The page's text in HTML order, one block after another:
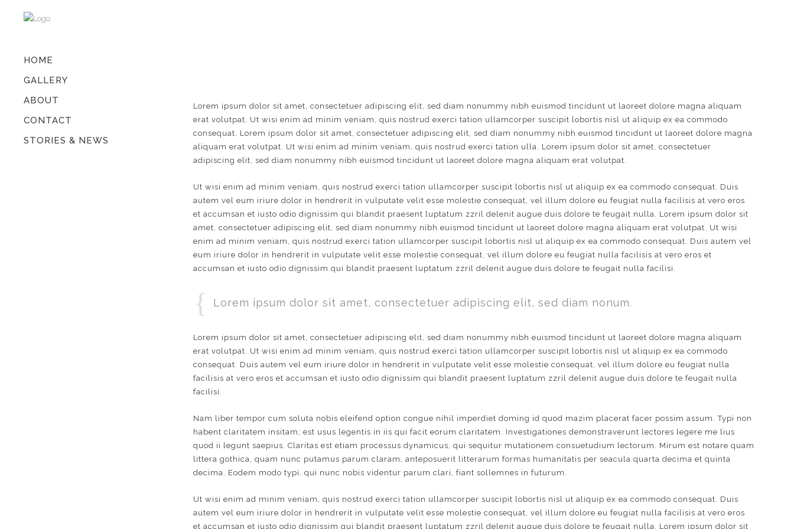
HOME
GALLERY
ABOUT
CONTACT
STORIES & NEWS
Lorem ipsum dolor sit amet, consectetuer adipiscing elit, sed diam nonummy nibh euismod tincidunt ut laoreet dolore magna aliquam
erat volutpat. Ut wisi enim ad minim veniam, quis nostrud exerci tation ullamcorper suscipit lobortis nisl ut aliquip ex ea commodo
consequat. Lorem ipsum dolor sit amet, consectetuer adipiscing elit, sed diam nonummy nibh euismod tincidunt ut laoreet dolore magna
aliquam erat volutpat. Ut wisi enim ad minim veniam, quis nostrud exerci tation ulla. Lorem ipsum dolor sit amet, consectetuer
adipiscing elit, sed diam nonummy nibh euismod tincidunt ut laoreet dolore magna aliquam erat volutpat.
Ut wisi enim ad minim veniam, quis nostrud exerci tation ullamcorper suscipit lobortis nisl ut aliquip ex ea commodo consequat. Duis
autem vel eum iriure dolor in hendrerit in vulputate velit esse molestie consequat, vel illum dolore eu feugiat nulla facilisis at vero eros
et accumsan et iusto odio dignissim qui blandit praesent luptatum zzril delenit augue duis dolore te feugait nulla. Lorem ipsum dolor sit
amet, consectetuer adipiscing elit, sed diam nonummy nibh euismod tincidunt ut laoreet dolore magna aliquam erat volutpat. Ut wisi
enim ad minim veniam, quis nostrud exerci tation ullamcorper suscipit lobortis nisl ut aliquip ex ea commodo consequat. Duis autem vel
eum iriure dolor in hendrerit in vulputate velit esse molestie consequat, vel illum dolore eu feugiat nulla facilisis at vero eros et
accumsan et iusto odio dignissim qui blandit praesent luptatum zzril delenit augue duis dolore te feugait nulla facilisi.
Lorem ipsum dolor sit amet, consectetuer adipiscing elit, sed diam nonum.
Lorem ipsum dolor sit amet, consectetuer adipiscing elit, sed diam nonummy nibh euismod tincidunt ut laoreet dolore magna aliquam
erat volutpat. Ut wisi enim ad minim veniam, quis nostrud exerci tation ullamcorper suscipit lobortis nisl ut aliquip ex ea commodo
consequat. Duis autem vel eum iriure dolor in hendrerit in vulputate velit esse molestie consequat, vel illum dolore eu feugiat nulla
facilisis at vero eros et accumsan et iusto odio dignissim qui blandit praesent luptatum zzril delenit augue duis dolore te feugait nulla
facilisi.
Nam liber tempor cum soluta nobis eleifend option congue nihil imperdiet doming id quod mazim placerat facer possim assum. Typi non
habent claritatem insitam; est usus legentis in iis qui facit eorum claritatem. Investigationes demonstraverunt lectores legere me lius
quod ii legunt saepius. Claritas est etiam processus dynamicus, qui sequitur mutationem consuetudium lectorum. Mirum est notare quam
littera gothica, quam nunc putamus parum claram, anteposuerit litterarum formas humanitatis per seacula quarta decima et quinta
decima. Eodem modo typi, qui nunc nobis videntur parum clari, fiant sollemnes in futurum.
Ut wisi enim ad minim veniam, quis nostrud exerci tation ullamcorper suscipit lobortis nisl ut aliquip ex ea commodo consequat. Duis
autem vel eum iriure dolor in hendrerit in vulputate velit esse molestie consequat, vel illum dolore eu feugiat nulla facilisis at vero eros
et accumsan et iusto odio dignissim qui blandit praesent luptatum zzril delenit augue duis dolore te feugait nulla. Lorem ipsum dolor sit